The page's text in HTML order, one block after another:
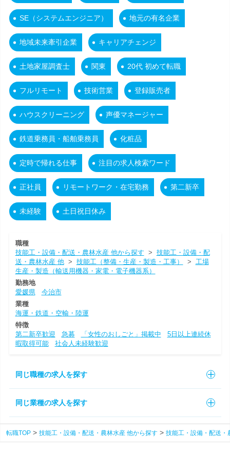
SE（システムエンジニア） 地元の有名企業
地域未来牽引企業 キャリアチェンジ
土地家屋調査士 関東 20代 初めて転職
フルリモート 技術営業 登録販売者
ハウスクリーニング 声優マネージャー
鉄道乗務員・船舶乗務員 化粧品
定時で帰れる仕事 注目の求人検索ワード
正社員 リモートワーク・在宅勤務 第二新卒
未経験 土日祝日休み
職種
技能工・設備・配送・農林水産 他から探す > 技能工・設備・配
送・農林水産 他> 技能工（整備・生産・製造・工事） > 工場
生産・製造（輸送用機器・家電・電子機器系）
勤務地
愛媛県
今治市
業種
海運・鉄道・空輸・陸運
特徴
第二新卒歓迎
急募 「女性のおしごと」掲載中
5日以上連続休
暇取得可能
社会人未経験歓迎
同じ職種の求人を探す
同じ業種の求人を探す
転職TOP 技能工・設備・配送・農林水産 他から探す 技能工・設備・配送・